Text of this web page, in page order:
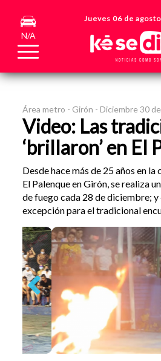
N/A
Jueves 06 de
Área metro - Girón -Diciembre 30
Video: Las
‘brillaron’ en El
Desde hace más de 25 años en la
El Palenque en Girón, se realiza
de fuego cada 28 de diciembre;
excepción para el tradicional
Previous